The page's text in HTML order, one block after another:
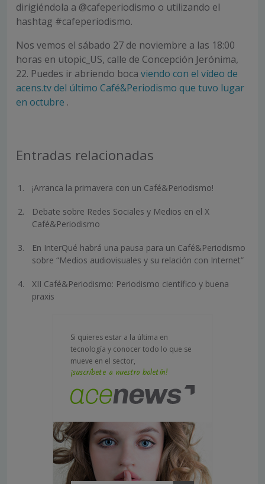
dirigiéndola a @cafeperiodismo o utilizando el
hashtag #cafeperiodismo.
Nos vemos el sábado 27 de noviembre a las 18:00
horas en utopic_US, calle de Concepción Jerónima,
22. Puedes ir abriendo boca viendo con el vídeo de
acens.tv del último Café&Periodismo que tuvo lugar
en octubre .
Entradas relacionadas
¡Arranca la primavera con un Café&Periodismo!
Debate sobre Redes Sociales y Medios en el X
Café&Periodismo
En InterQué habrá una pausa para un Café&Periodismo
sobre “Medios audiovisuales y su relación con Internet”
XII Café&Periodismo: Periodismo científico y buena
praxis
Si quieres estar a la última en
tecnología y conocer todo lo que se
mueve en el sector,
¡suscríbete a nuestro boletín!